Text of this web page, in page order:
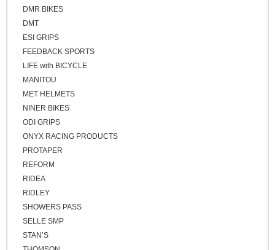
DMR BIKES
DMT
ESI GRIPS
FEEDBACK SPORTS
LIFE with BICYCLE
MANITOU
MET HELMETS
NINER BIKES
ODI GRIPS
ONYX RACING PRODUCTS
PROTAPER
REFORM
RIDEA
RIDLEY
SHOWERS PASS
SELLE SMP
STAN’S